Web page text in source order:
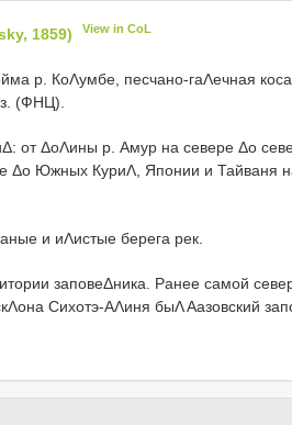
1859) View in CoL
р. КоΛумбе, песчано-гаΛечная
(ФНЦ).
от ΔоΛины р. Амур на севере Δо
Δо Южных КуриΛ, Японии и Тайваня
и иΛистые берега рек.
заповеΔника. Ранее самой
Сихотэ-АΛиня быΛ Αазовский